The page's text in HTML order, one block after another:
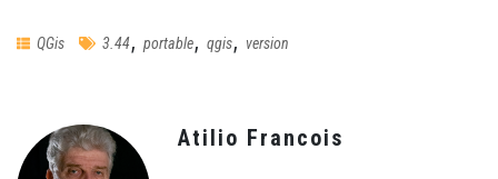
QGis 3.44, portable, qgis, version
Atilio Francois